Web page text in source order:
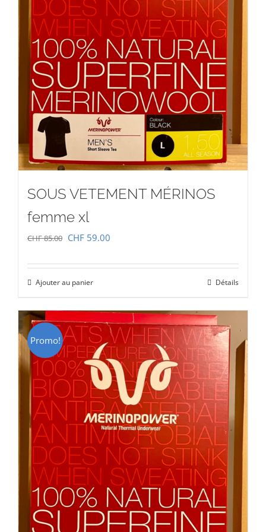
SOUS VETEMENT MÉRINOS
femme xl
CHF85.00 Le
était :
CHF 85.00.
CHF 59.00
CHF 59.00.
Ajouter au panier Détails
Promo!